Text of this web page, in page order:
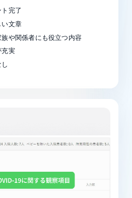
完了
い文章
や関係者にも役立つ内容
充実